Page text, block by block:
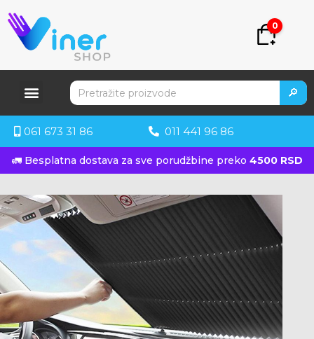
0
🔎
061 673 31 86 011 441 96 86
🚛 Besplatna dostava za sve porudžbine preko 4500 RSD
KUPITE ODMAH